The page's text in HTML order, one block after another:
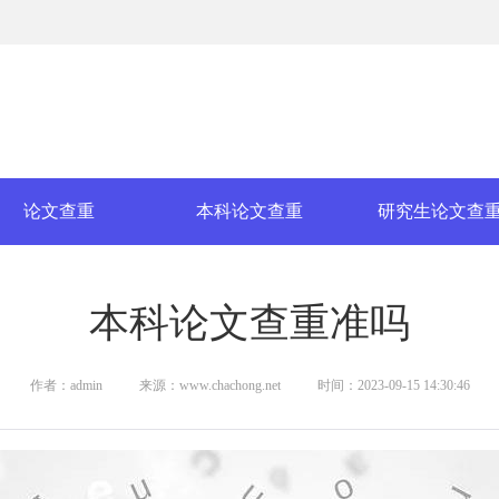
论文查重 本科论文查重 研究生论文查
本科论文查重准吗
作者：admin 来源：www.chachong.net 时间：2023-09-15 14:30:46